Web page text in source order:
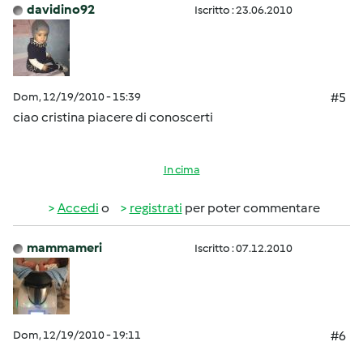
davidino92 Iscritto : 23.06.2010
Dom, 12/19/2010 - 15:39
#5
ciao cristina piacere di conoscerti
In cima
Accedi o registrati per poter commentare
mammameri Iscritto : 07.12.2010
Dom, 12/19/2010 - 19:11
#6